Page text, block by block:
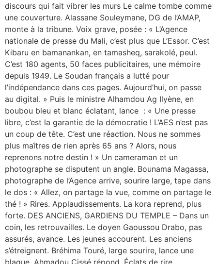
discours qui fait vibrer les murs Le calme tombe comme
une couverture. Alassane Souleymane, DG de l’AMAP,
monte à la tribune. Voix grave, posée : « L’Agence
nationale de presse du Mali, c’est plus que L’Essor. C’est
Kibaru en bamanankan, en tamasheq, sarakolé, peul.
C’est 180 agents, 50 faces publicitaires, une mémoire
depuis 1949. Le Soudan français a lutté pour
l’indépendance dans ces pages. Aujourd’hui, on passe
au digital. » Puis le ministre Alhamdou Ag Ilyène, en
boubou bleu et blanc éclatant, lance : « Une presse
libre, c’est la garantie de la démocratie ! L’AES n’est pas
un coup de tête. C’est une réaction. Nous ne sommes
plus maîtres de rien après 65 ans ? Alors, nous
reprenons notre destin ! » Un cameraman et un
photographe se disputent un angle. Bounama Magassa,
photographe de l’Agence arrive, sourire large, tape dans
le dos : « Allez, on partage la vue, comme on partage le
thé ! » Rires. Applaudissements. La kora reprend, plus
forte. DES ANCIENS, GARDIENS DU TEMPLE – Dans un
coin, les retrouvailles. Le doyen Gaoussou Drabo, pas
assurés, avance. Les jeunes accourent. Les anciens
s’étreignent. Bréhima Touré, large sourire, lance une
blague. Ahmadou Cissé répond. Éclats de rire.